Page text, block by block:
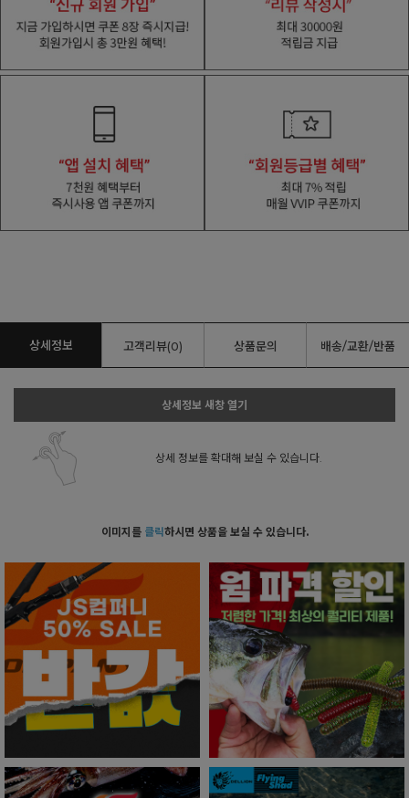
상세정보 고객리뷰(0) 상품문의 배송/교환/반품
상세정보 새창 열기
상세 정보를 확대해 보실 수 있습니다.
이미지를 클릭하시면 상품을 보실 수 있습니다.